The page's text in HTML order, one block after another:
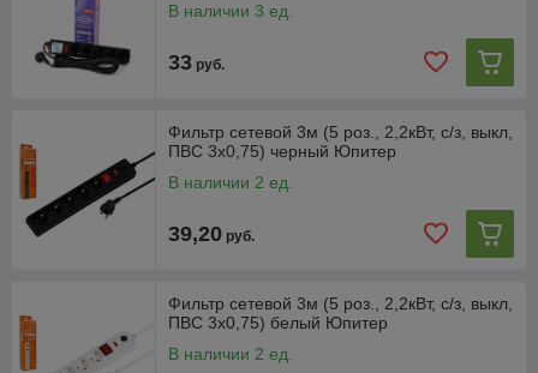
В наличии 3 ед.
33 руб.
Фильтр сетевой 3м (5 роз., 2,2кВт, с/з, выкл,
ПВС 3х0,75) черный Юпитер
В наличии 2 ед.
39,20 руб.
Фильтр сетевой 3м (5 роз., 2,2кВт, с/з, выкл,
ПВС 3х0,75) белый Юпитер
В наличии 2 ед.